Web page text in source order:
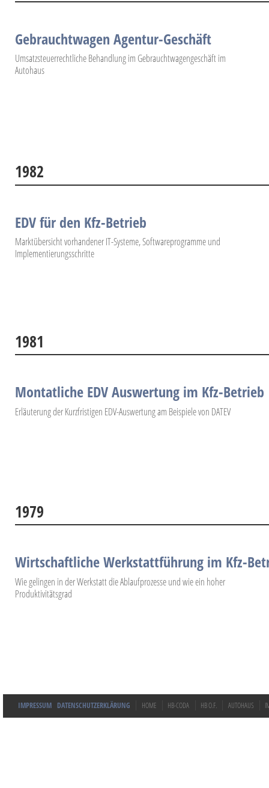
Gebrauchtwagen Agentur-Geschäft
Umsatzsteuerrechtliche Behandlung im Gebrauchtwagengeschäft im
Autohaus
1982
EDV für den Kfz-Betrieb
Marktübersicht vorhandener IT-Systeme, Softwareprogramme und
Implementierungsschritte
1981
Montatliche EDV Auswertung im Kfz-Betrieb
Erläuterung der Kurzfristigen EDV-Auswertung am Beispiele von DATEV
1979
Wirtschaftliche Werkstattführung im Kfz-
Wie gelingen in der Werkstatt die Ablaufprozesse und wie ein hoher
Produktivitätsgrad
IMPRESSUM DATENSCHUTZERKLÄRUNG HOME HB-CODA HB O.F. AUTOHAUS